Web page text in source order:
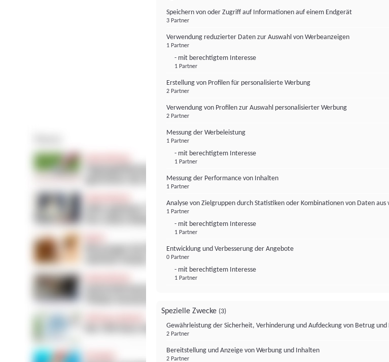
Speichern von oder Zugriff auf Informationen auf einem Endgerät
3 Partner
Verwendung reduzierter Daten zur Auswahl von Werbeanzeigen
1 Partner
- mit berechtigtem Interesse
1 Partner
Erstellung von Profilen für personalisierte Werbung
2 Partner
Verwendung von Profilen zur Auswahl personalisierter Werbung
2 Partner
Messung der Werbeleistung
1 Partner
- mit berechtigtem Interesse
1 Partner
Messung der Performance von Inhalten
1 Partner
Analyse von Zielgruppen durch Statistiken oder Kombinationen von Daten aus
1 Partner
- mit berechtigtem Interesse
1 Partner
Entwicklung und Verbesserung der Angebote
0 Partner
- mit berechtigtem Interesse
1 Partner
Spezielle Zwecke (3)
Gewährleistung der Sicherheit, Verhinderung und Aufdeckung von Betrug und
2 Partner
Bereitstellung und Anzeige von Werbung und Inhalten
2 Partner